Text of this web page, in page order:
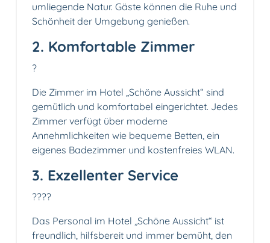
umliegende Natur. Gäste können die Ruhe und
Schönheit der Umgebung genießen.
2. Komfortable Zimmer
?️
Die Zimmer im Hotel „Schöne Aussicht“ sind
gemütlich und komfortabel eingerichtet. Jedes
Zimmer verfügt über moderne
Annehmlichkeiten wie bequeme Betten, ein
eigenes Badezimmer und kostenfreies WLAN.
3. Exzellenter Service
?‍??‍?
Das Personal im Hotel „Schöne Aussicht“ ist
freundlich, hilfsbereit und immer bemüht, den